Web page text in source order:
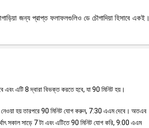
জন্য প্রাপ্ত ফলাফলগুলিও ডে চৌগাদিয়া হিসাবে একই।
এবং এটি 8 দ্বারা বিভক্ত করতে হবে, যা 90 মিনিট হয়।
নেওয়া হয় তারপরে 90 মিনিট যোগ করুন, 7:30 এএম দেবে। অতএব
সকাল সাড়ে 7 টা এবং এটিতে 90 মিনিট যোগ করি, 9:00 এএম